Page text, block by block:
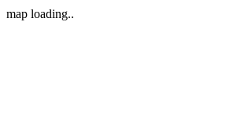
map loading..